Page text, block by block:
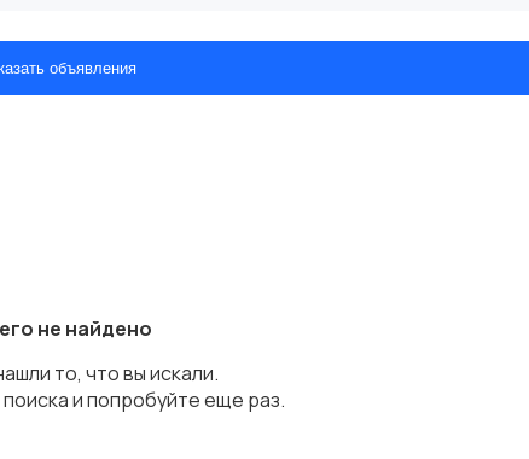
объявления
не найдено
то, что вы искали.
и попробуйте еще раз.